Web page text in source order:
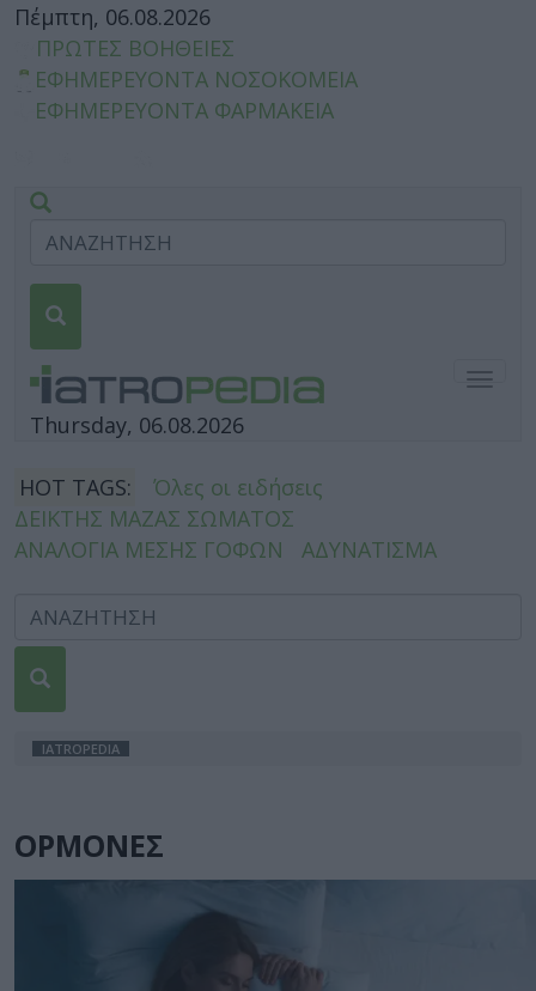
Πέμπτη, 06.08.2026
ΠΡΩΤΕΣ ΒΟΗΘΕΙΕΣ
ΕΦΗΜΕΡΕΥΟΝΤΑ ΝΟΣΟΚΟΜΕΙΑ
ΕΦΗΜΕΡΕΥΟΝΤΑ ΦΑΡΜΑΚΕΙΑ
Thursday, 06.08.2026
HOT TAGS:
Όλες οι ειδήσεις
ΔΕΙΚΤΗΣ ΜΑΖΑΣ ΣΩΜΑΤΟΣ
ΑΝΑΛΟΓΙΑ ΜΕΣΗΣ ΓΟΦΩΝ
ΑΔΥΝΑΤΙΣΜΑ
IATROPEDIA
ΟΡΜΟΝΕΣ